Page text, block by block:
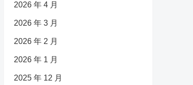
2026 年 4 月
2026 年 3 月
2026 年 2 月
2026 年 1 月
2025 年 12 月